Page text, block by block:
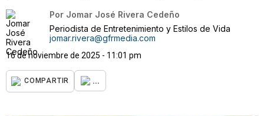
Por Jomar José Rivera Cedeño
Periodista de Entretenimiento y Estilos de Vida
jomar.rivera@gfrmedia.com
16 de noviembre de 2025 - 11:01 pm
COMPARTIR ...